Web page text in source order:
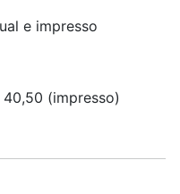
e impresso
(impresso)